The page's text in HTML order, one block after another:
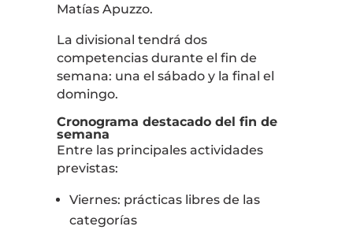
Matías Apuzzo.
La divisional tendrá dos
competencias durante el fin de
semana: una el sábado y la final el
domingo.
Cronograma destacado del fin de
semana
Entre las principales actividades
previstas:
Viernes: prácticas libres de las
categorías